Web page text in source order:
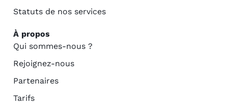
Statuts de nos services
À propos
Qui sommes-nous ?
Rejoignez-nous
Partenaires
Tarifs